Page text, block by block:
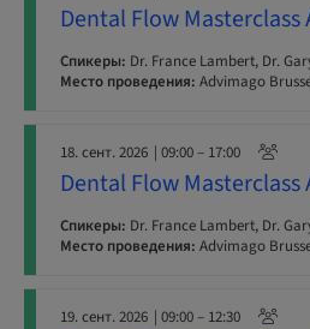
Dental Flow
Спикеры: Dr. France Lambert, Dr.
Место проведения: Advimago
18. сент. 2026 | 09:00 – 17:00
Dental Flow
Спикеры: Dr. France Lambert, Dr.
Место проведения: Advimago
19. сент. 2026 | 09:00 – 12:30